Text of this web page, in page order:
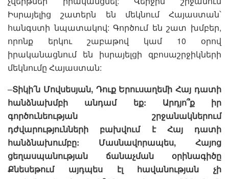
Իսրայելից շատերն են մեկնում Հայաստան՝
հանգստի նպատակով: Գործում են շատ խմբեր,
որոնք երկու շաբաթով կամ 10 օրով
իրականացնում են իսրայելցի զբոսաշրջիկների
մեկնումը Հայաստան:
–Տիկի՛ն Մովսեսյան, Դուք Երուսաղեմի Հայ դատի
հանձնախմբի անդամ եք: Արդյո՞ք իր
գործունեության շրջանակներում
դժվարությունների բախվում է Հայ դատի
հանձնախումբը: Մասնավորապես, Հայոց
ցեղասպանության ճանաչման օրինագիծը
Քնեսեթում այդպես էլ հավանության չի